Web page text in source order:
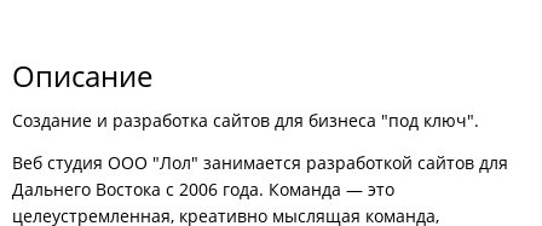
Описание
Создание и разработка сайтов для бизнеса "под ключ".
Веб студия ООО "Лол" занимается разработкой сайтов для
Дальнего Востока с 2006 года. Команда — это
целеустремленная, креативно мыслящая команда,